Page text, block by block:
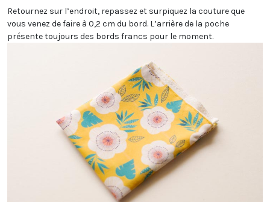
Retournez sur l’endroit, repassez et surpiquez la couture que
vous venez de faire à 0,2 cm du bord. L’arrière de la poche
présente toujours des bords francs pour le moment.